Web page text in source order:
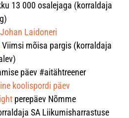
13 000 osalejaga (korraldaja
Laidoneri
Viimsi mõisa pargis (korraldaja
päev #aitähtreener
koolispordi päev
perepäev Nõmme
SA Liikumisharrastuse